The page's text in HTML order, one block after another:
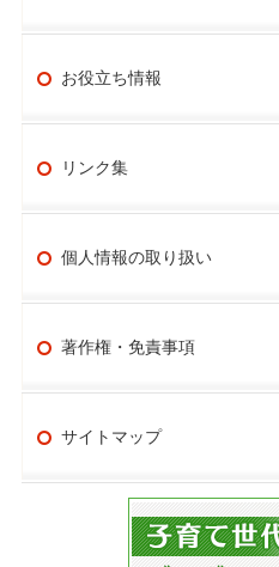
お役立ち情報
リンク集
個人情報の取り扱い
著作権・免責事項
サイトマップ